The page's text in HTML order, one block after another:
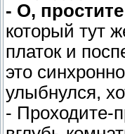
- О,
который тут
платок и
это
улыбнулся,
- Проходите-